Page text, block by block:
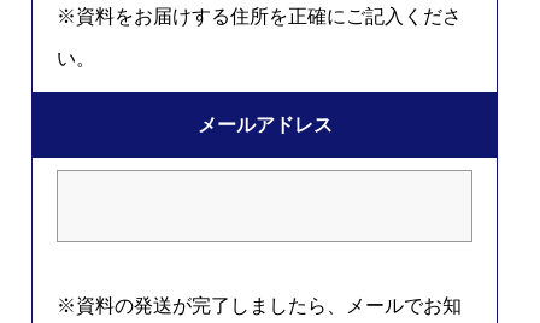
※資料をお届けする住所を正確にご記入くださ
い。
メールアドレス
※資料の発送が完了しましたら、メールでお知